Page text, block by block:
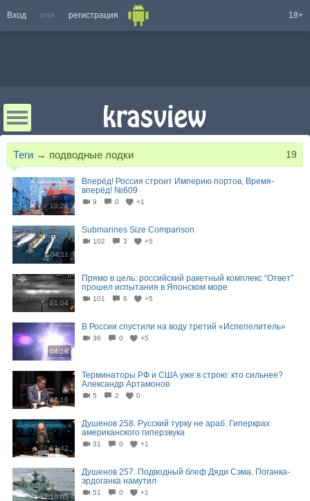
Вход или регистрация 18+
Теги → подводные лодки 19
10:26
Вперёд! Россия строит Империю портов, Время-
вперёд! №609
9 0 +1
04:11
Submarines Size Comparison
102 3 +5
01:04
Прямо в цель: российский ракетный комплекс “Ответ”
прошел испытания в Японском море
101 6 +5
04:16
В России спустили на воду третий «Испепелитель»
36 0 +5
48:16
Терминаторы РФ и США уже в строю: кто сильнее?
Александр Артамонов
5 2 0
02:07:42
Душенов 258. Русский турку не араб. Гиперкрах
американского гиперзвука
31 0 +1
02:10:05
Душенов 257. Подводный блеф Дяди Сэма. Поганка-
эрдоганка намутил
51 0 +1